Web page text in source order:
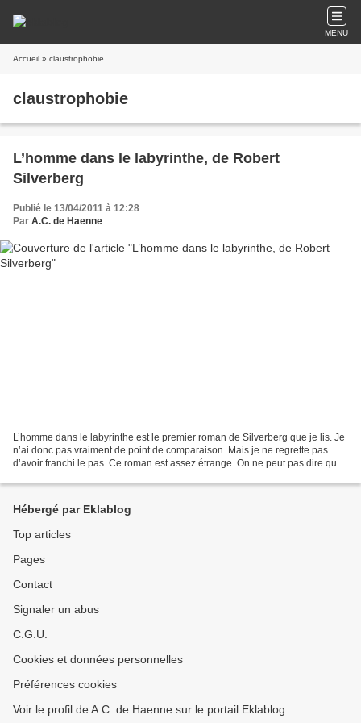
MENU
Accueil » claustrophobie
claustrophobie
L’homme dans le labyrinthe, de Robert
Silverberg
Publié le 13/04/2011 à 12:28
Par A.C. de Haenne
L’homme dans le labyrinthe est le premier roman de Silverberg que je lis. Je
n’ai donc pas vraiment de point de comparaison. Mais je ne regrette pas
d’avoir franchi le pas. Ce roman est assez étrange. On ne peut pas dire que
Hébergé par Eklablog
Top articles
Pages
Contact
Signaler un abus
C.G.U.
Cookies et données personnelles
Préférences cookies
Voir le profil de A.C. de Haenne sur le portail Eklablog